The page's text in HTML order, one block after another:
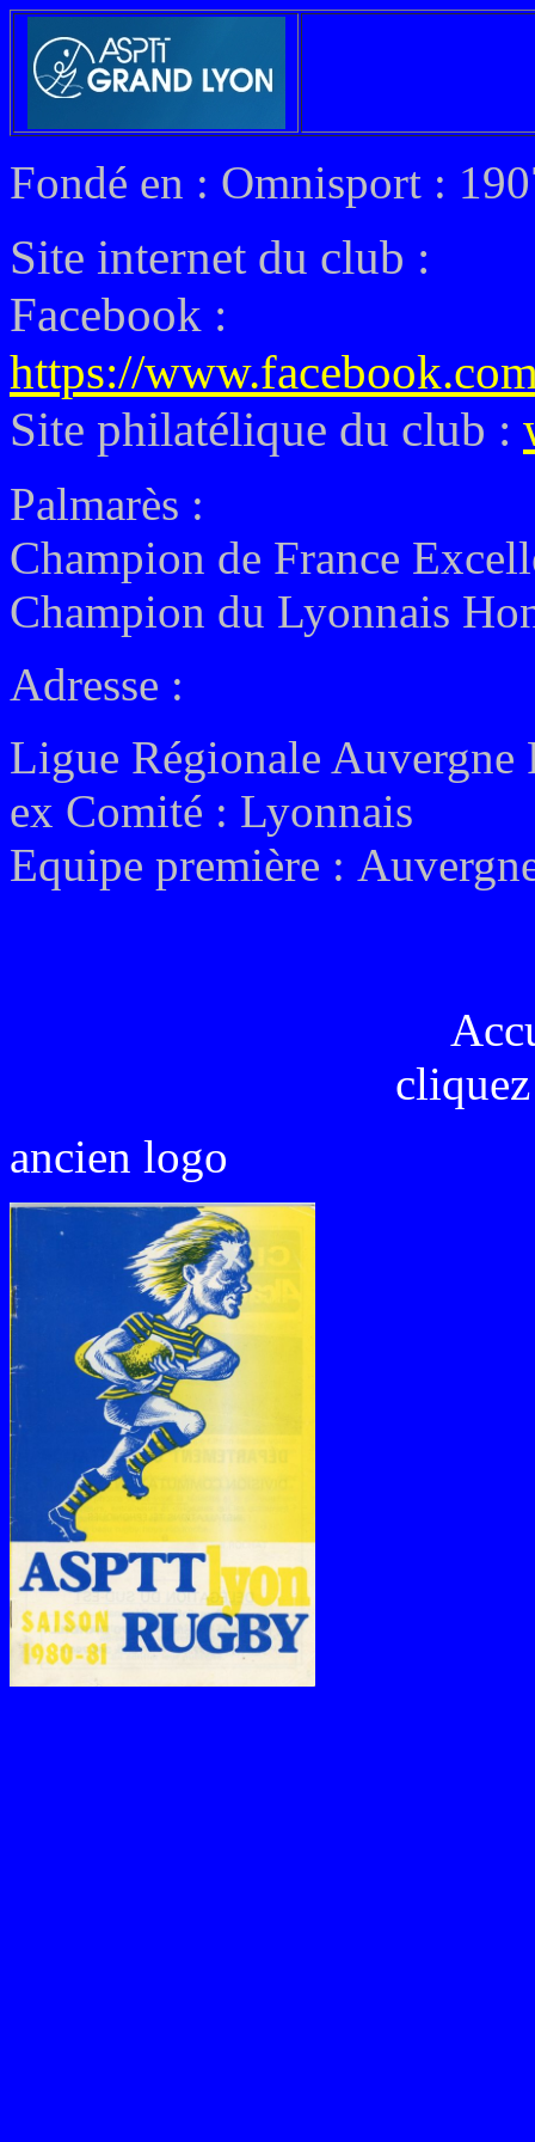
Fondé en : Omnisport :
Site internet du club :
Facebook :
https://
Site philatélique du club :
Palmarès :
Champion de France
Champion du Lyonnais
Adresse :
Ligue Régionale Auvergne
ex Comité : Lyonnais
Equipe première :
ancien logo